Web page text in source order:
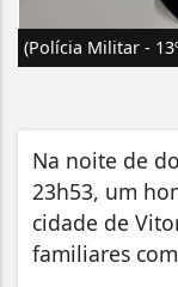
(Polícia Militar -
Na noite de
23h53, um
cidade de
familiares